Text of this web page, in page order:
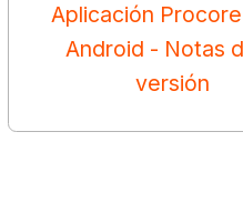
Aplicación
Android - Notas
versión